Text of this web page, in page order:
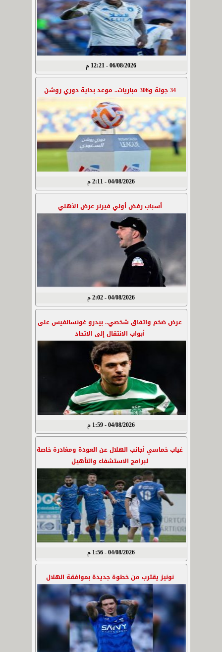
06/08/2026 - 12:21 م
34 جولة و306 مباريات.. موعد بداية دوري روشن
04/08/2026 - 2:11 م
أسباب رفض أولي فيرنر عرض الأهلي
04/08/2026 - 2:02 م
عرض ضخم واتفاق شخصي.. بيدرو غونسالفيس على
أبواب الانتقال إلى الاتحاد
04/08/2026 - 1:59 م
غياب خماسي أجانب الهلال عن العودة ومغادرة خاصة
لبرامج الاستشفاء والتأهيل
04/08/2026 - 1:56 م
نونيز يقترب من خطوة جديدة بموافقة الهلال